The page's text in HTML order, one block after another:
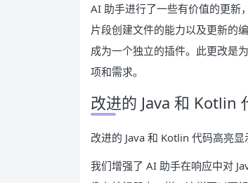
AI 助手进行了一些有价值的更新
片段创建文件的能力以及更新的
成为一个独立的插件。此更改是
项和需求。
改进的 Java 和 Kotlin
改进的 Java 和 Kotlin 代码高亮
我们增强了 AI 助手在响应中对